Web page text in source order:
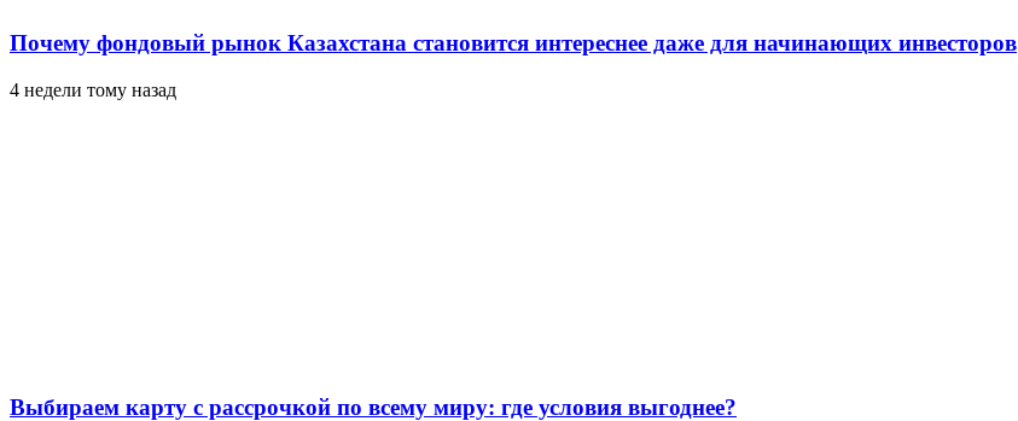
Почему фондовый рынок Казахстана становится интереснее даже для начинающих инвесторов
4 недели тому назад
Выбираем карту с рассрочкой по всему миру: где условия выгоднее?